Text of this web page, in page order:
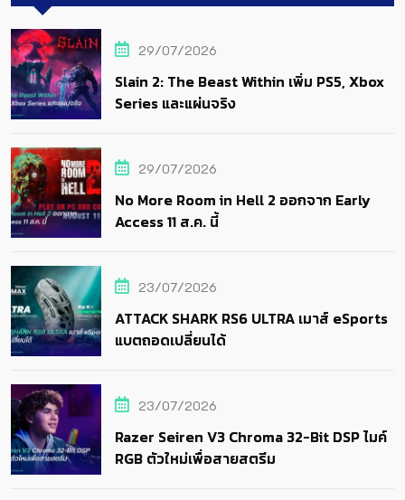
29/07/2026
Slain 2: The Beast Within เพิ่ม PS5, Xbox
Series และแผ่นจริง
29/07/2026
No More Room in Hell 2 ออกจาก Early
Access 11 ส.ค. นี้
23/07/2026
ATTACK SHARK RS6 ULTRA เมาส์ eSports
แบตถอดเปลี่ยนได้
23/07/2026
Razer Seiren V3 Chroma 32-Bit DSP ไมค์
RGB ตัวใหม่เพื่อสายสตรีม